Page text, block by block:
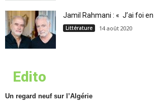
Jamil Rahmani : « J’ai foi en
Littérature 14 août 2020
Edito
Un regard neuf sur l’Algérie